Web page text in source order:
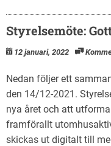
Styrelsemöte:
12 januari, 2022
Nedan följer ett
den 14/12-2021.
nya året och att
framförallt
skickas ut digitalt till